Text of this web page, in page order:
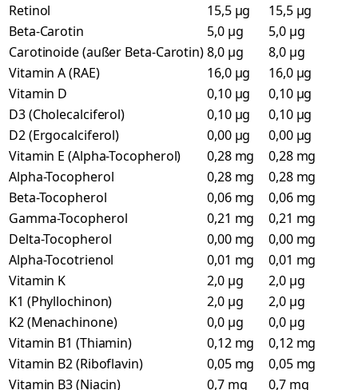
Retinol
15,5 µg
15,5 µg
Beta-Carotin
5,0 µg
5,0 µg
Carotinoide (außer Beta-Carotin)8,0 µg
8,0 µg
Vitamin A (RAE)
16,0 µg
16,0 µg
Vitamin D
0,10 µg
0,10 µg
D3 (Cholecalciferol)
0,10 µg
0,10 µg
D2 (Ergocalciferol)
0,00 µg
0,00 µg
Vitamin E (Alpha-Tocopherol)
0,28 mg
0,28 mg
Alpha-Tocopherol
0,28 mg
0,28 mg
Beta-Tocopherol
0,06 mg
0,06 mg
Gamma-Tocopherol
0,21 mg
0,21 mg
Delta-Tocopherol
0,00 mg
0,00 mg
Alpha-Tocotrienol
0,01 mg
0,01 mg
Vitamin K
2,0 µg
2,0 µg
K1 (Phyllochinon)
2,0 µg
2,0 µg
K2 (Menachinone)
0,0 µg
0,0 µg
Vitamin B1 (Thiamin)
0,12 mg
0,12 mg
Vitamin B2 (Riboflavin)
0,05 mg
0,05 mg
Vitamin B3 (Niacin)
0,7 mg
0,7 mg